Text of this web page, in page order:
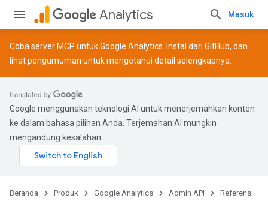
Analytics Masuk
Coba server MCP untuk Google Analytics. Instal dari GitHub, dan
lihatpengumuman untuk mengetahui detail selengkapnya.
Google menggunakan teknologi AI untuk menerjemahkan konten
ke dalam bahasa pilihan Anda. Terjemahan AI mungkin
mengandung kesalahan.
Beranda Produk Google Analytics Admin API Referensi